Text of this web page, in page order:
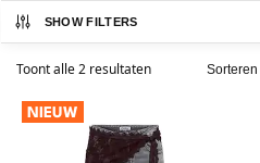
SHOW FILTERS
Toont alle 2 resultaten
NIEUW